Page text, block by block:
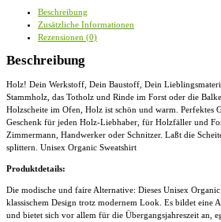
Nadelholz
Organic
Menge
Beschreibung
Zusätzliche Informationen
Rezensionen (0)
Beschreibung
Holz! Dein Werkstoff, Dein Baustoff, Dein
Stammholz, das Totholz und Rinde im Forst oder die
Holzscheite im Ofen, Holz ist schön und warm. Perfektes
Geschenk für jeden Holz-Liebhaber, für Holzfäller und
Zimmermann, Handwerker oder Schnitzer. Laßt die
splittern. Unisex Organic Sweatshirt
Produktdetails:
Die modische und faire Alternative: Dieses Unisex
klassischem Design trotz modernem Look. Es bildet eine
und bietet sich vor allem für die Übergangsjahreszeit an,